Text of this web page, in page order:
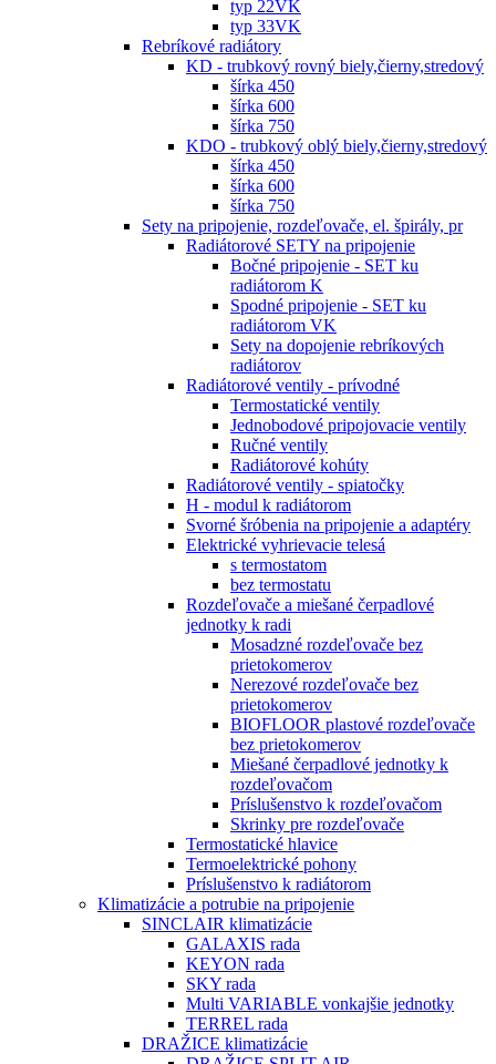
typ 22VK
typ 33VK
Rebríkové radiátory
KD - trubkový rovný biely,čierny,stredový
šírka 450
šírka 600
šírka 750
KDO - trubkový oblý biely,čierny,stredový
šírka 450
šírka 600
šírka 750
Sety na pripojenie, rozdeľovače, el. špirály, pr
Radiátorové SETY na pripojenie
Bočné pripojenie - SET ku
radiátorom K
Spodné pripojenie - SET ku
radiátorom VK
Sety na dopojenie rebríkových
radiátorov
Radiátorové ventily - prívodné
Termostatické ventily
Jednobodové pripojovacie ventily
Ručné ventily
Radiátorové kohúty
Radiátorové ventily - spiatočky
H - modul k radiátorom
Svorné šróbenia na pripojenie a adaptéry
Elektrické vyhrievacie telesá
s termostatom
bez termostatu
Rozdeľovače a miešané čerpadlové
jednotky k radi
Mosadzné rozdeľovače bez
prietokomerov
Nerezové rozdeľovače bez
prietokomerov
BIOFLOOR plastové rozdeľovače
bez prietokomerov
Miešané čerpadlové jednotky k
rozdeľovačom
Príslušenstvo k rozdeľovačom
Skrinky pre rozdeľovače
Termostatické hlavice
Termoelektrické pohony
Príslušenstvo k radiátorom
Klimatizácie a potrubie na pripojenie
SINCLAIR klimatizácie
GALAXIS rada
KEYON rada
SKY rada
Multi VARIABLE vonkajšie jednotky
TERREL rada
DRAŽICE klimatizácie